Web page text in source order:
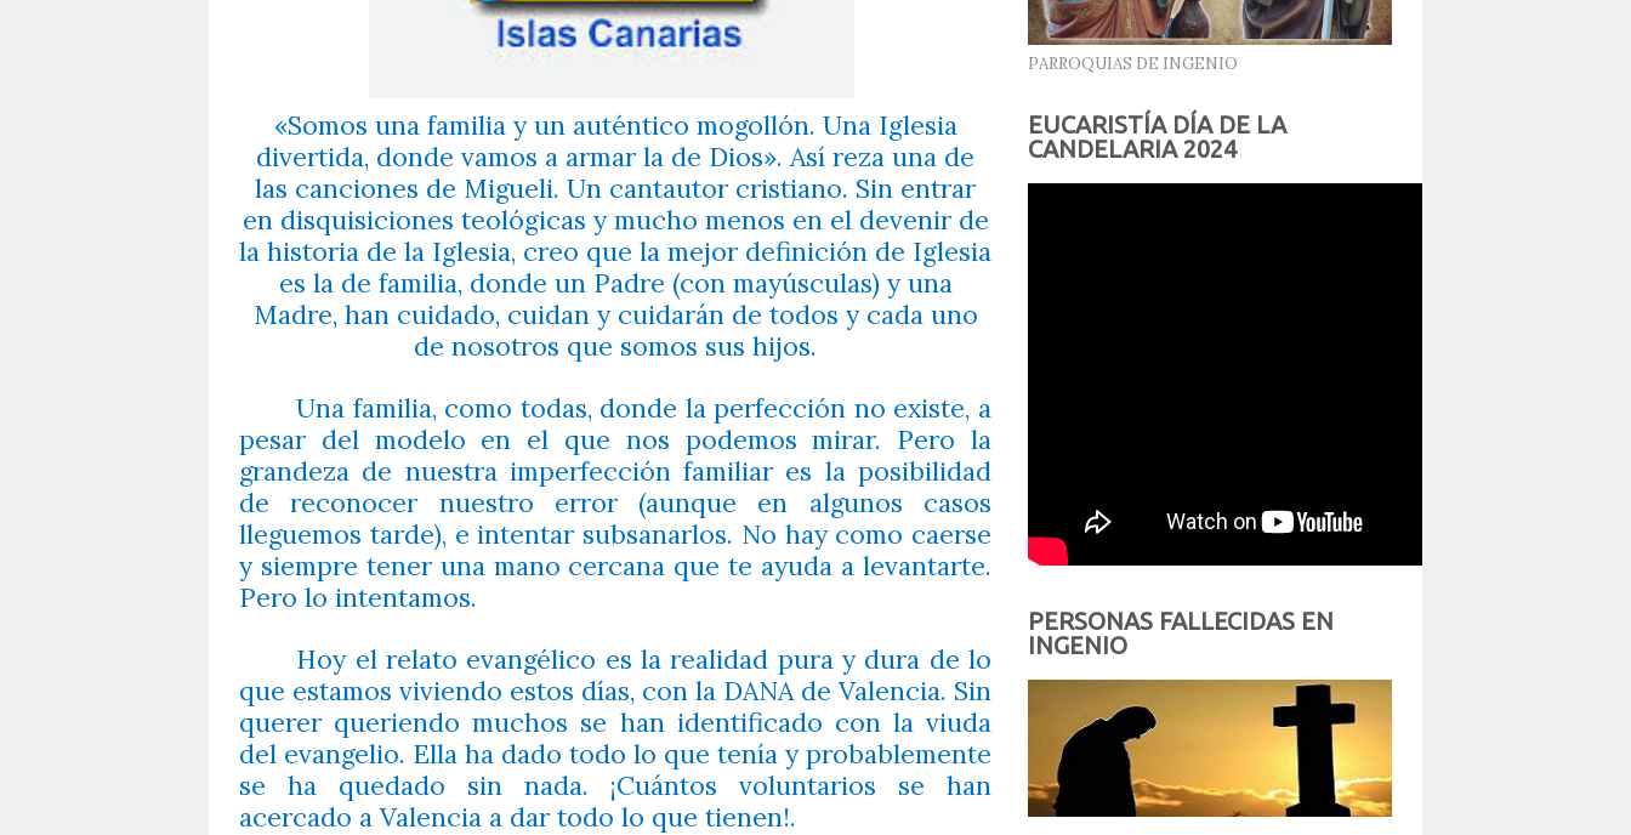
«Somos una familia y un auténtico mogollón. Una Iglesia
divertida, donde vamos a armar la de Dios». Así reza una de
las canciones de Migueli. Un cantautor cristiano. Sin entrar
en disquisiciones teológicas y mucho menos en el devenir de
la historia de la Iglesia, creo que la mejor definición de Iglesia
es la de familia, donde un Padre (con mayúsculas) y una
Madre, han cuidado, cuidan y cuidarán de todos y cada uno
de nosotros que somos sus hijos.
Una familia, como todas, donde la perfección no existe, a
pesar del modelo en el que nos podemos mirar. Pero la
grandeza de nuestra imperfección familiar es la posibilidad
de reconocer nuestro error (aunque en algunos casos
lleguemos tarde), e intentar subsanarlos. No hay como caerse
y siempre tener una mano cercana que te ayuda a levantarte.
Pero lo intentamos.
Hoy el relato evangélico es la realidad pura y dura de lo
que estamos viviendo estos días, con la DANA de Valencia. Sin
querer queriendo muchos se han identificado con la viuda
del evangelio. Ella ha dado todo lo que tenía y probablemente
se ha quedado sin nada. ¡Cuántos voluntarios se han
acercado a Valencia a dar todo lo que tienen!.
PARROQUIAS DE INGENIO
EUCARISTÍA DÍA DE LA
CANDELARIA 2024
PERSONAS FALLECIDAS EN
INGENIO